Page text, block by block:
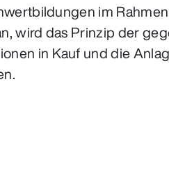
im
wird das Prinzip der
in Kauf und die